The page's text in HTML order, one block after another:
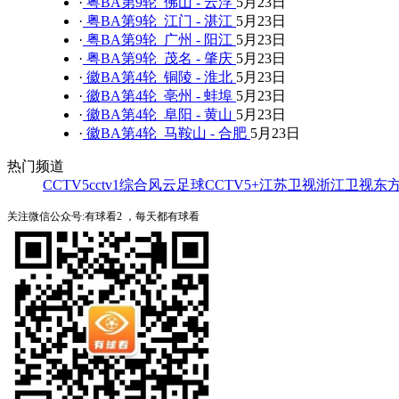
· 粤BA第9轮 江门 - 湛江 5月23日
· 粤BA第9轮 广州 - 阳江 5月23日
· 粤BA第9轮 茂名 - 肇庆 5月23日
· 徽BA第4轮 铜陵 - 淮北 5月23日
· 徽BA第4轮 亳州 - 蚌埠 5月23日
· 徽BA第4轮 阜阳 - 黄山 5月23日
· 徽BA第4轮 马鞍山 - 合肥 5月23日
热门频道
CCTV5cctv1综合风云足球CCTV5+江苏卫视浙江卫视东
关注微信公众号:有球看2 ，每天都有球看